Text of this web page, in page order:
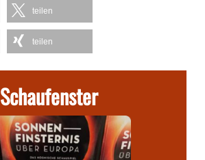
teilen
teilen
Schaufenster